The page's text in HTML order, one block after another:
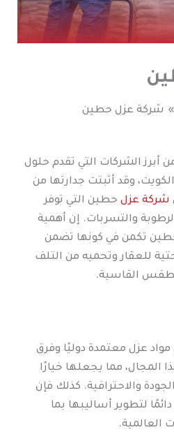
شركة عزل حطين
أبرز الشركات التي تقدم حلول
وقد أثبتت جدارتها من
شركة عزل حطين التي توفر
والتسربات. إن أهمية
تكمن في كونها تضمن
للعقار وتحميه من التلف
القاسية.
عزل معتمدة دوليًا وفرق
المجال، مما يجعلها خيارًا
والاحترافية. كذلك فإن
لتطوير أساليبها بما
العالمية.